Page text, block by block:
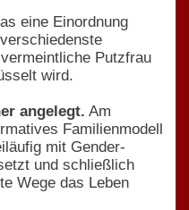
eine Einordnung
Putzfrau
wird.
angelegt. Am
Familienmodell
mit Gender-
und schließlich
Wege das Leben